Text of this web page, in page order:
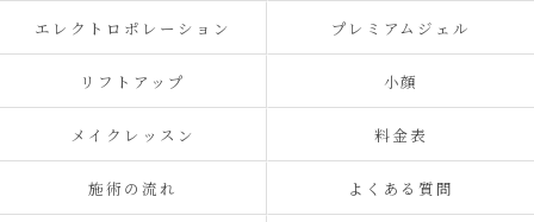
エレクトロポレーション プレミアムジェル
リフトアップ 小顔
メイクレッスン 料金表
施術の流れ よくある質問